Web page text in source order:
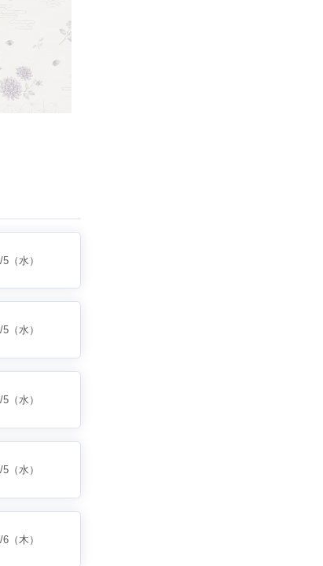
5（水）
5（水）
5（水）
5（水）
6（木）